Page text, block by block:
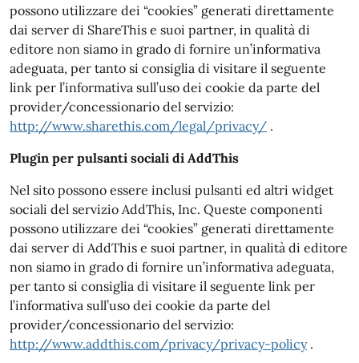
possono utilizzare dei “cookies” generati direttamente
dai server di ShareThis e suoi partner, in qualità di
editore non siamo in grado di fornire un’informativa
adeguata, per tanto si consiglia di visitare il seguente
link per l’informativa sull’uso dei cookie da parte del
provider/concessionario del servizio:
http://www.sharethis.com/legal/privacy/ .
Plugin per pulsanti sociali di AddThis
Nel sito possono essere inclusi pulsanti ed altri widget
sociali del servizio AddThis, Inc. Queste componenti
possono utilizzare dei “cookies” generati direttamente
dai server di AddThis e suoi partner, in qualità di editore
non siamo in grado di fornire un’informativa adeguata,
per tanto si consiglia di visitare il seguente link per
l’informativa sull’uso dei cookie da parte del
provider/concessionario del servizio:
http://www.addthis.com/privacy/privacy-policy.